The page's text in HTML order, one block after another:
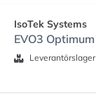
IsoTek Systems
EVO3 Optimum
Leverantörslager